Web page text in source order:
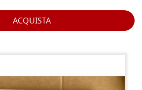
ACQUISTA